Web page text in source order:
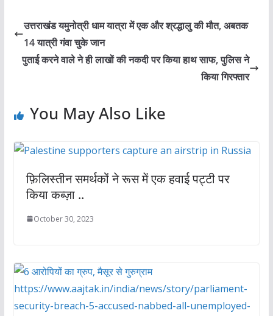
उत्तराखंड यमुनोत्री धाम यात्रा में एक और श्रद्धालु की मौत, अबतक
14 यात्री गंवा चुके जान
पुताई करने वाले ने ही लाखों की नकदी पर किया हाथ साफ, पुलिस ने
किया गिरफ्तार
You May Also Like
फ़िलिस्तीन समर्थकों ने रूस में एक हवाई पट्टी पर
किया कब्ज़ा ..
October 30, 2023